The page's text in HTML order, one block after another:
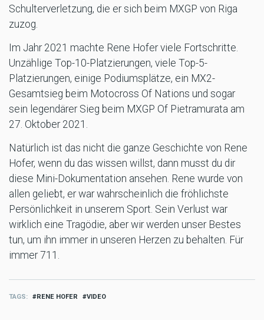
Schulterverletzung, die er sich beim MXGP von Riga
zuzog.
Im Jahr 2021 machte Rene Hofer viele Fortschritte.
Unzählige Top-10-Platzierungen, viele Top-5-
Platzierungen, einige Podiumsplätze, ein MX2-
Gesamtsieg beim Motocross Of Nations und sogar
sein legendärer Sieg beim MXGP Of Pietramurata am
27. Oktober 2021.
Natürlich ist das nicht die ganze Geschichte von Rene
Hofer, wenn du das wissen willst, dann musst du dir
diese Mini-Dokumentation ansehen. Rene wurde von
allen geliebt, er war wahrscheinlich die fröhlichste
Persönlichkeit in unserem Sport. Sein Verlust war
wirklich eine Tragödie, aber wir werden unser Bestes
tun, um ihn immer in unseren Herzen zu behalten. Für
immer 711.
TAGS RENE HOFER VIDEO